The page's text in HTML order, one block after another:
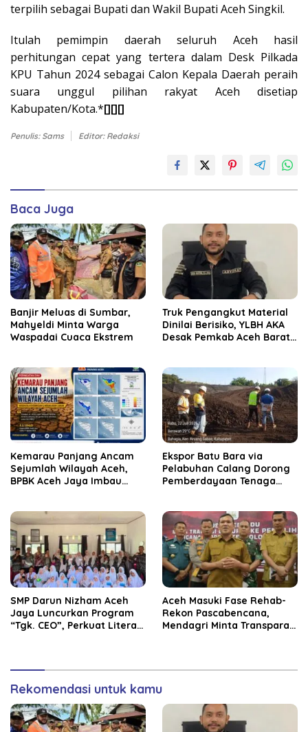
terpilih sebagai Bupati dan Wakil Bupati Aceh Singkil.
Itulah pemimpin daerah seluruh Aceh hasil
perhitungan cepat yang tertera dalam Desk Pilkada
KPU Tahun 2024 sebagai Calon Kepala Daerah peraih
suara unggul pilihan rakyat Aceh disetiap
Kabupaten/Kota.*[][][]
Penulis: Sams Editor: Redaksi
Baca Juga
Banjir Meluas di Sumbar,
Mahyeldi Minta Warga
Waspadai Cuaca Ekstrem
Truk Pengangkut Material
Dinilai Berisiko, YLBH AKA
Desak Pemkab Aceh Barat
Kemarau Panjang Ancam
Sejumlah Wilayah Aceh,
BPBK Aceh Jaya Imbau
‎Ekspor Batu Bara via
Pelabuhan Calang Dorong
Pemberdayaan Tenaga
SMP Darun Nizham Aceh
Jaya Luncurkan Program
“Tgk. CEO”, Perkuat Literasi
Aceh Masuki Fase Rehab-
Rekon Pascabencana,
Mendagri Minta Transparan
Rekomendasi untuk kamu